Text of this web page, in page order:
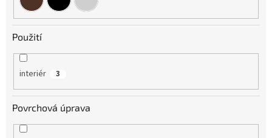
Použití
interiér 3
Povrchová úprava